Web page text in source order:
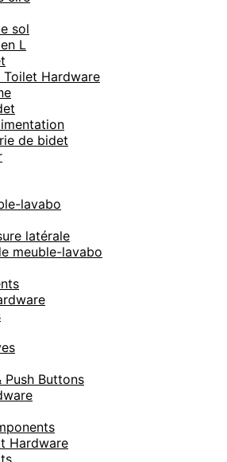
sol
L
Toilet Hardware
de bidet
lavabo
latérale
meuble-lavabo
Push Buttons
Hardware